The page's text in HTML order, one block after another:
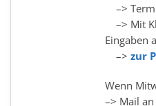
–>
–> Mit
Eingaben
–> zur
Wenn
–> Mail an